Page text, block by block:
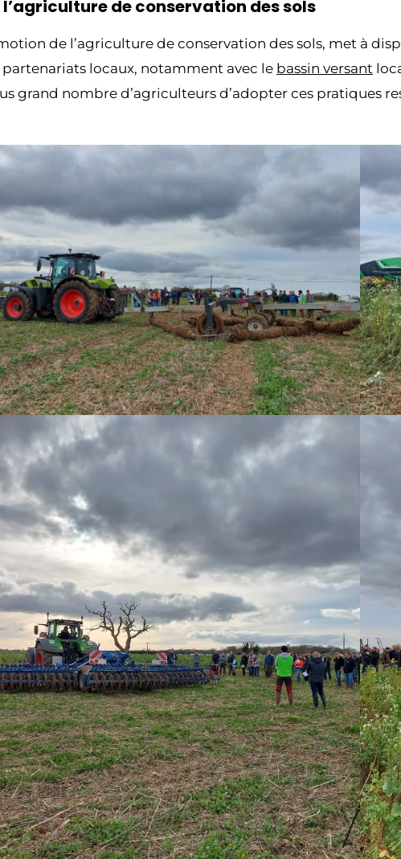
de conservation des sols
de l’agriculture de conservation des sols, met à
locaux, notamment avec le bassin versant
grand nombre d’agriculteurs d’adopter ces pratiques